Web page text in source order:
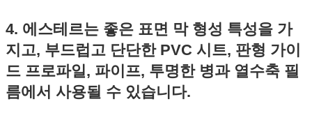
4. 에스테르는 좋은 표면 막 형성 특성을 가
지고, 부드럽고 단단한 PVC 시트, 판형 가이
드 프로파일, 파이프, 투명한 병과 열수축 필
름에서 사용될 수 있습니다.